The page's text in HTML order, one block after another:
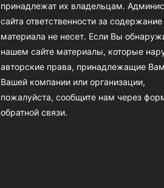
принадлежат их владельцам.
сайта ответственности за содержание
материала не несет. Если Вы
нашем сайте материалы, которые
авторские права, принадлежащие
Вашей компании или организации,
пожалуйста, сообщите нам через
обратной связи.